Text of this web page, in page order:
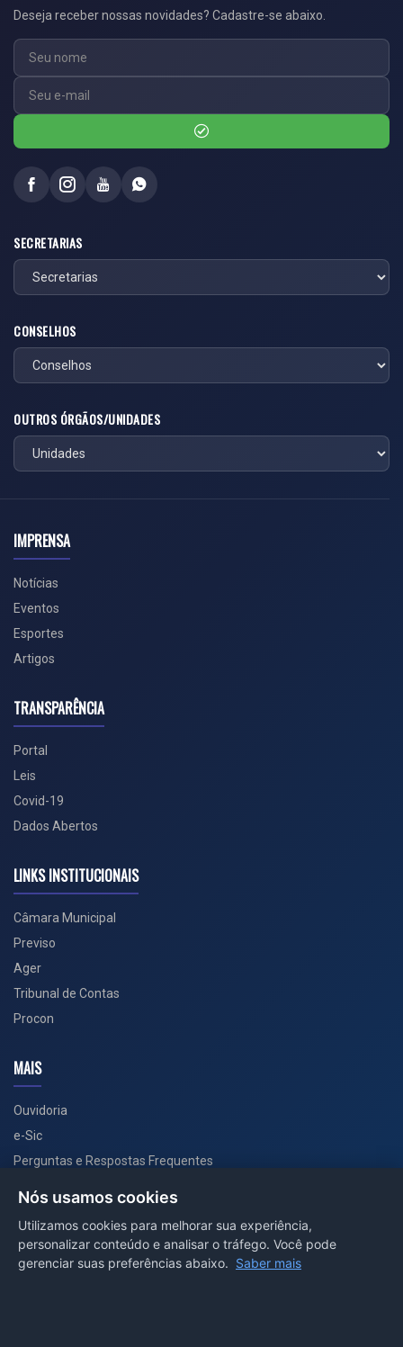
Deseja receber nossas novidades? Cadastre-se abaixo.
SECRETARIAS
CONSELHOS
OUTROS ÓRGÃOS/UNIDADES
IMPRENSA
Notícias
Eventos
Esportes
Artigos
TRANSPARÊNCIA
Portal
Leis
Covid-19
Dados Abertos
LINKS INSTITUCIONAIS
Câmara Municipal
Previso
Ager
Tribunal de Contas
Procon
MAIS
Ouvidoria
e-Sic
Perguntas e Respostas Frequentes
PORTAL COVID-19
Nós usamos cookies
Utilizamos cookies para melhorar sua experiência,
personalizar conteúdo e analisar o tráfego. Você pode
gerenciar suas preferências abaixo. Saber mais